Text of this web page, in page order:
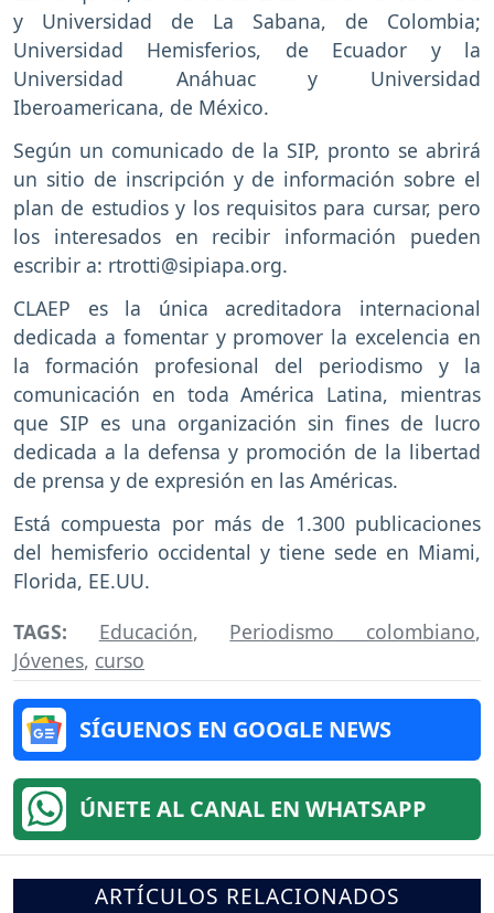
y Universidad de La Sabana, de Colombia;
Universidad Hemisferios, de Ecuador y la
Universidad Anáhuac y Universidad
Iberoamericana, de México.
Según un comunicado de la SIP, pronto se abrirá
un sitio de inscripción y de información sobre el
plan de estudios y los requisitos para cursar, pero
los interesados en recibir información pueden
escribir a: rtrotti@sipiapa.org.
CLAEP es la única acreditadora internacional
dedicada a fomentar y promover la excelencia en
la formación profesional del periodismo y la
comunicación en toda América Latina, mientras
que SIP es una organización sin fines de lucro
dedicada a la defensa y promoción de la libertad
de prensa y de expresión en las Américas.
Está compuesta por más de 1.300 publicaciones
del hemisferio occidental y tiene sede en Miami,
Florida, EE.UU.
TAGS: Educación, Periodismo colombiano,
Jóvenes, curso
SÍGUENOS EN GOOGLE NEWS
ÚNETE AL CANAL EN WHATSAPP
ARTÍCULOS RELACIONADOS